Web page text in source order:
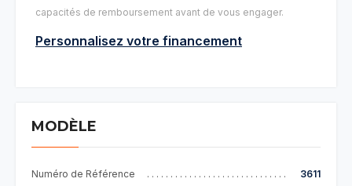
capacités de remboursement avant de vous engager.
Personnalisez votre financement
MODÈLE
Numéro de Référence 3611